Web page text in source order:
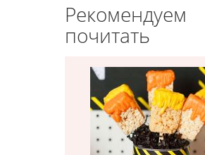
Рекомендуем
почитать